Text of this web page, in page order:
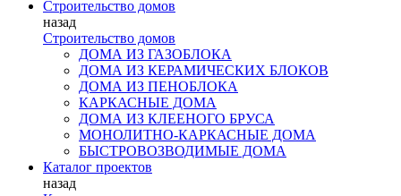
Строительство домов
назад
Строительство домов
ДОМА ИЗ ГАЗОБЛОКА
ДОМА ИЗ КЕРАМИЧЕСКИХ БЛОКОВ
ДОМА ИЗ ПЕНОБЛОКА
КАРКАСНЫЕ ДОМА
ДОМА ИЗ КЛЕЕНОГО БРУСА
МОНОЛИТНО-КАРКАСНЫЕ ДОМА
БЫСТРОВОЗВОДИМЫЕ ДОМА
Каталог проектов
назад